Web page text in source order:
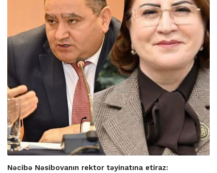
Nəcibə Nəsibovanın rektor təyinatına etiraz: